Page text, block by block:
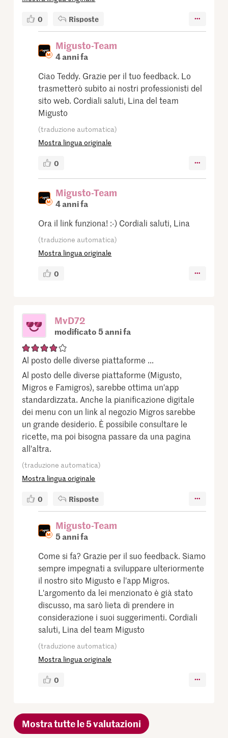
0 Risposte
Migusto-Team
4 anni fa
Ciao Teddy. Grazie per il tuo feedback. Lo
trasmetterò subito ai nostri professionisti del
sito web. Cordiali saluti, Lina del team
Migusto
(traduzione automatica)
Mostra lingua originale
0
Migusto-Team
4 anni fa
Ora il link funziona! :-) Cordiali saluti, Lina
(traduzione automatica)
Mostra lingua originale
0
MvD72
modificato 5 anni fa
Al posto delle diverse piattaforme ...
Al posto delle diverse piattaforme (Migusto,
Migros e Famigros), sarebbe ottima un'app
standardizzata. Anche la pianificazione digitale
dei menu con un link al negozio Migros sarebbe
un grande desiderio. È possibile consultare le
ricette, ma poi bisogna passare da una pagina
all'altra.
(traduzione automatica)
Mostra lingua originale
0 Risposte
Migusto-Team
5 anni fa
Come si fa? Grazie per il suo feedback. Siamo
sempre impegnati a sviluppare ulteriormente
il nostro sito Migusto e l'app Migros.
L'argomento da lei menzionato è già stato
discusso, ma sarò lieta di prendere in
considerazione i suoi suggerimenti. Cordiali
saluti, Lina del team Migusto
(traduzione automatica)
Mostra lingua originale
0
Mostra tutte le 5 valutazioni